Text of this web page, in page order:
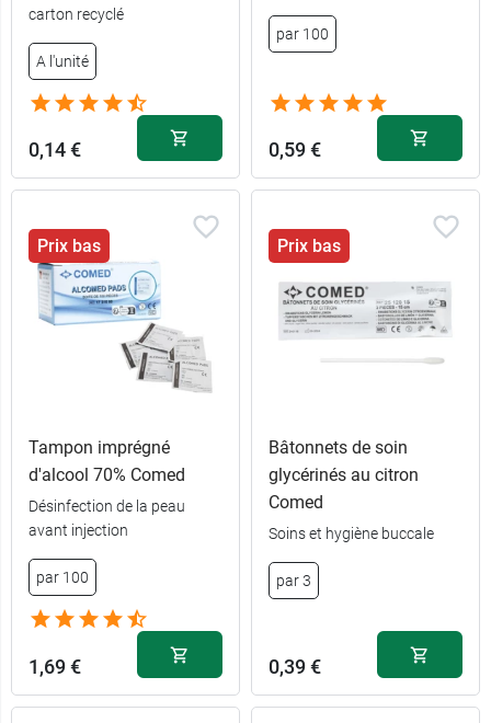
carton recyclé
A l'unité
0,14 €
par 100
0,59 €
Prix bas
Tampon imprégné
d'alcool 70% Comed
Désinfection de la peau
avant injection
par 100
1,69 €
Prix bas
Bâtonnets de soin
glycérinés au citron
Comed
Soins et hygiène buccale
par 3
0,39 €